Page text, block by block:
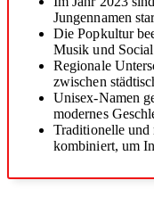
Jungennamen
Die Popkultur
Musik und
Regionale
zwischen
Unisex-Namen
modernes
Traditionelle und
kombiniert, um